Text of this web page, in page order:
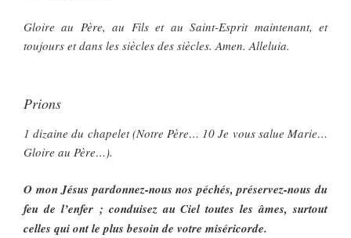
Gloire au Père, au Fils et au Saint-Esprit maintenant, et
toujours et dans les siècles des siècles. Amen. Alleluia.
Prions
1 dizaine du chapelet (Notre Père… 10 Je vous salue Marie…
Gloire au Père…).
O mon Jésus pardonnez-nous nos péchés, préservez-nous du
feu de l’enfer ; conduisez au Ciel toutes les âmes, surtout
celles qui ont le plus besoin de votre miséricorde.